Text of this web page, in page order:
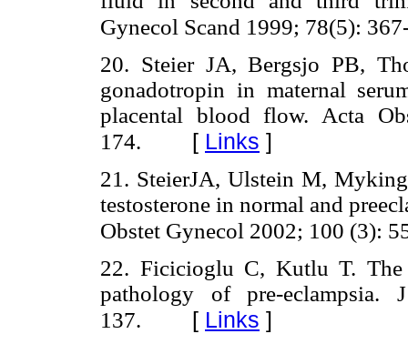
Gynecol Scand 1999; 78(5):
20. Steier JA, Bergsjo PB,
gonadotropin in maternal
placental blood flow. Acta
174. [ Links ]
21. SteierJA, Ulstein M,
testosterone in normal and
Obstet Gynecol 2002; 100 (3):
22. Ficicioglu C, Kutlu T.
pathology of pre-eclampsia.
137. [ Links ]